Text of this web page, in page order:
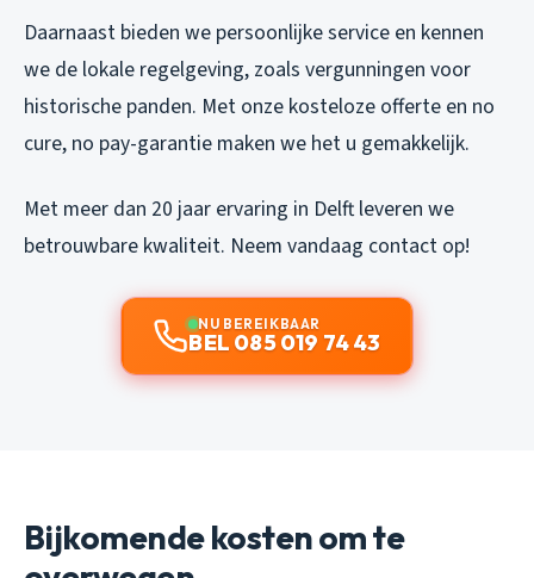
Daarnaast bieden we persoonlijke service en kennen
we de lokale regelgeving, zoals vergunningen voor
historische panden. Met onze kosteloze offerte en no
cure, no pay-garantie maken we het u gemakkelijk.
Met meer dan 20 jaar ervaring in Delft leveren we
betrouwbare kwaliteit. Neem vandaag contact op!
NU BEREIKBAAR
BEL 085 019 74 43
Bijkomende kosten om te